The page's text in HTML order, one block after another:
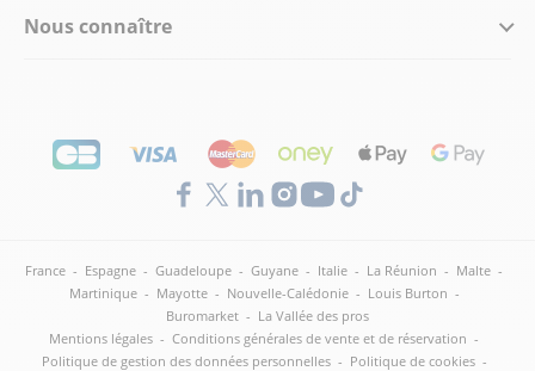
Nous connaître
France - Espagne - Guadeloupe - Guyane - Italie - La Réunion - Malte -
Martinique - Mayotte - Nouvelle-Calédonie - Louis Burton -
Buromarket - La Vallée des pros
Mentions légales - Conditions générales de vente et de réservation -
Politique de gestion des données personnelles - Politique de cookies -